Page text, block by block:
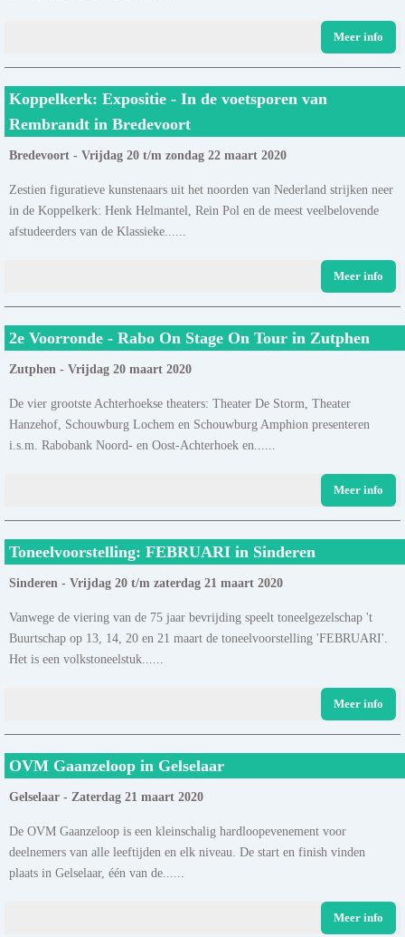
Meer info
Koppelkerk: Expositie - In de voetsporen van
Rembrandt in Bredevoort
Bredevoort - Vrijdag 20 t/m zondag 22 maart 2020
Zestien figuratieve kunstenaars uit het noorden van Nederland strijken neer
in de Koppelkerk: Henk Helmantel, Rein Pol en de meest veelbelovende
afstudeerders van de Klassieke......
Meer info
2e Voorronde - Rabo On Stage On Tour in Zutphen
Zutphen - Vrijdag 20 maart 2020
De vier grootste Achterhoekse theaters: Theater De Storm, Theater
Hanzehof, Schouwburg Lochem en Schouwburg Amphion presenteren
i.s.m. Rabobank Noord- en Oost-Achterhoek en......
Meer info
Toneelvoorstelling: FEBRUARI in Sinderen
Sinderen - Vrijdag 20 t/m zaterdag 21 maart 2020
Vanwege de viering van de 75 jaar bevrijding speelt toneelgezelschap 't
Buurtschap op 13, 14, 20 en 21 maart de toneelvoorstelling 'FEBRUARI'.
Het is een volkstoneelstuk......
Meer info
OVM Gaanzeloop in Gelselaar
Gelselaar - Zaterdag 21 maart 2020
De OVM Gaanzeloop is een kleinschalig hardloopevenement voor
deelnemers van alle leeftijden en elk niveau. De start en finish vinden
plaats in Gelselaar, één van de......
Meer info